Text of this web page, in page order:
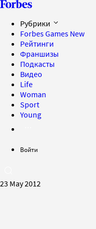
Рубрики
Forbes Games New
Рейтинги
Франшизы
Подкасты
Видео
Life
Woman
Sport
Young
Войти
23 May 2012